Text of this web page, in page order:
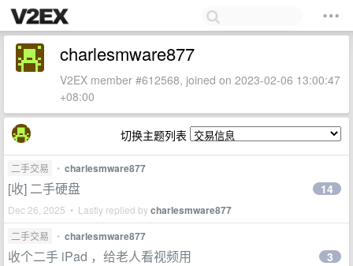
charlesmware877
V2EX member #612568, joined on 2023-02-06 13:00:47
+08:00
切换主题列表
二手交易 • charlesmware877
[收] 二手硬盘
Dec 26, 2025 • Lastly replied bycharlesmware877
14
二手交易 • charlesmware877
收个二手 iPad ，给老人看视频用 3